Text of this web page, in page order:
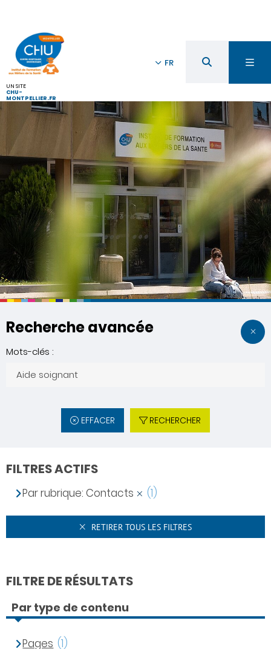
UN SITE
CHU-
MONTPELLIER.FR
FR
Recherche avancée
Mots-clés :
EFFACER RECHERCHER
FILTRES ACTIFS
Par rubrique: Contacts (1)
RETIRER TOUS LES FILTRES
FILTRE DE RÉSULTATS
Par type de contenu
Pages (1)